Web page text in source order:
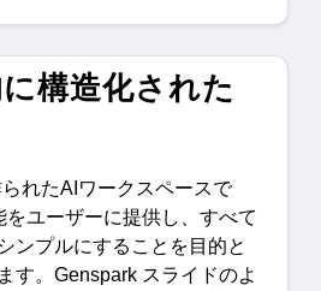
構造化された
れたAI ワークスペースで
ユーザーに提供し、すべて
ンプルにすることを目的と
す。 Genspark スライドのよ